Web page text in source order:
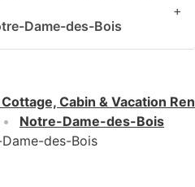
Dame-des-Bois
+
Cottage, Cabin & Vacation
Notre-Dame-des-Bois
des-Bois